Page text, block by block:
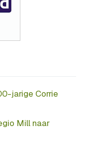
jarige Corrie
Mill naar